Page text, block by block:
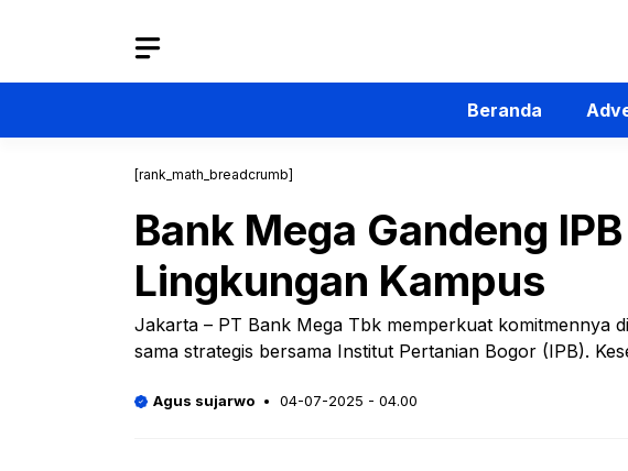
Beranda
[rank_math_breadcrumb]
Bank Mega Gandeng
Lingkungan Kampus
Jakarta – PT Bank Mega Tbk memperkuat komitmennya
sama strategis bersama Institut Pertanian Bogor (IPB).
Agus sujarwo 04-07-2025 - 04.00